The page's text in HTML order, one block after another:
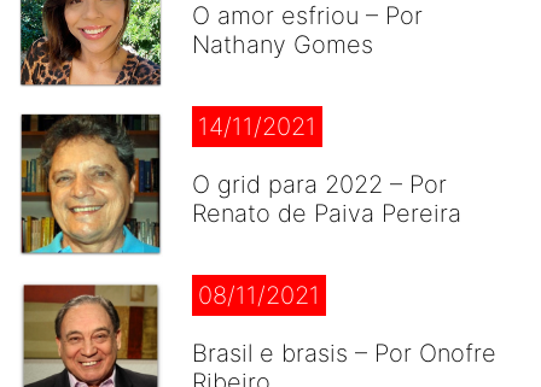
O amor esfriou – Por
Nathany Gomes
14/11/2021
O grid para 2022 – Por
Renato de Paiva Pereira
08/11/2021
Brasil e brasis – Por Onofre